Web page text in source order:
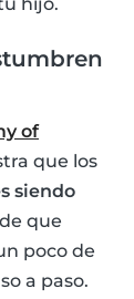
of
que los
siendo
que
poco de
a paso.